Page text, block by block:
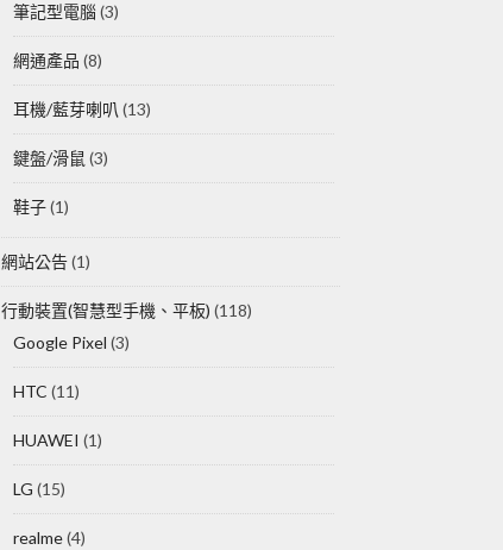
筆記型電腦(3)
網通產品 (8)
耳機/藍芽喇叭 (13)
鍵盤/滑鼠 (3)
鞋子(1)
網站公告(1)
行動裝置(智慧型手機、平板) (118)
Google Pixel (3)
HTC (11)
HUAWEI (1)
LG (15)
realme(4)